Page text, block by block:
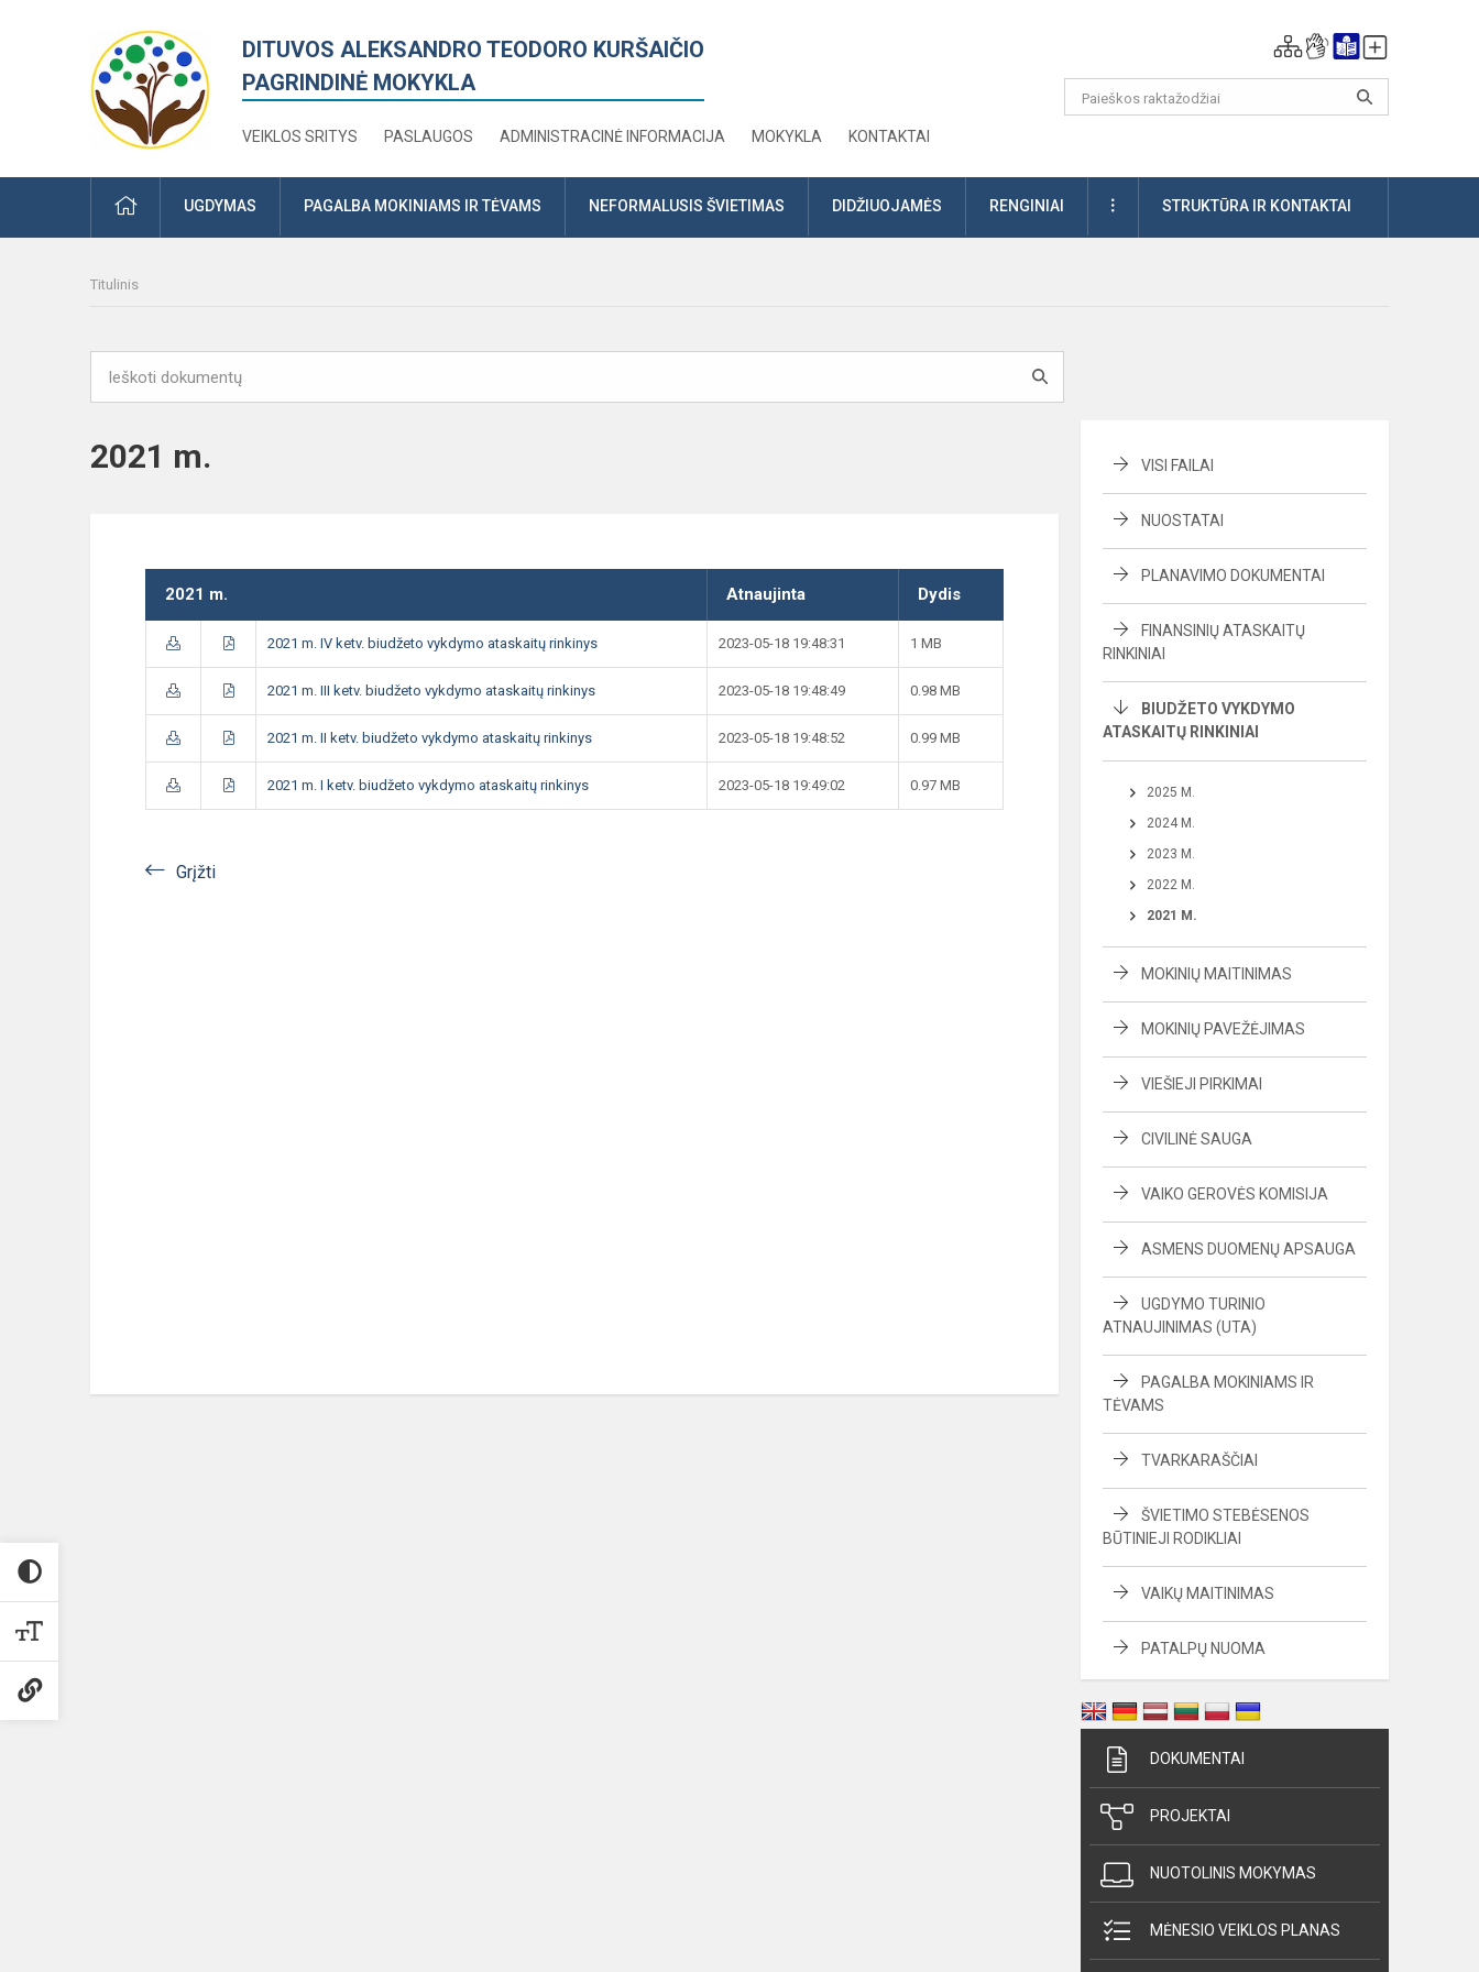
DITUVOS ALEKSANDRO TEODORO KURŠAIČIO
PAGRINDINĖ MOKYKLA
VEIKLOS SRITYS PASLAUGOS ADMINISTRACINĖ INFORMACIJA MOKYKLA KONTAKTAI
PRADŽIAUGDYMAS PAGALBA MOKINIAMS IR TĖVAMS NEFORMALUSIS ŠVIETIMAS DIDŽIUOJAMĖS RENGINIAI DAUGIAUSTRUKTŪRA IR KONTAKTAI
Titulinis
2021 m.
2021 m. Atnaujinta Dydis
2021 m. IV ketv. biudžeto vykdymo ataskaitų rinkinys 2023-05-18 19:48:31 1 MB
2021 m. III ketv. biudžeto vykdymo ataskaitų rinkinys 2023-05-18 19:48:49 0.98 MB
2021 m. II ketv. biudžeto vykdymo ataskaitų rinkinys 2023-05-18 19:48:52 0.99 MB
2021 m. I ketv. biudžeto vykdymo ataskaitų rinkinys 2023-05-18 19:49:02 0.97 MB
Grįžti
VISI FAILAI
NUOSTATAI
PLANAVIMO DOKUMENTAI
FINANSINIŲ ATASKAITŲ
RINKINIAI
BIUDŽETO VYKDYMO
ATASKAITŲ RINKINIAI
2025 M.
2024 M.
2023 M.
2022 M.
2021 M.
MOKINIŲ MAITINIMAS
MOKINIŲ PAVEŽĖJIMAS
VIEŠIEJI PIRKIMAI
CIVILINĖ SAUGA
VAIKO GEROVĖS KOMISIJA
ASMENS DUOMENŲ APSAUGA
UGDYMO TURINIO
ATNAUJINIMAS (UTA)
PAGALBA MOKINIAMS IR
TĖVAMS
TVARKARAŠČIAI
ŠVIETIMO STEBĖSENOS
BŪTINIEJI RODIKLIAI
VAIKŲ MAITINIMAS
PATALPŲ NUOMA
DOKUMENTAI
PROJEKTAI
NUOTOLINIS MOKYMAS
MĖNESIO VEIKLOS PLANAS